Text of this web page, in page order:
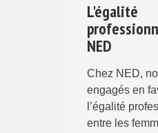
L'égalité
NED
Chez NED,
engagés en
l’égalité
entre les